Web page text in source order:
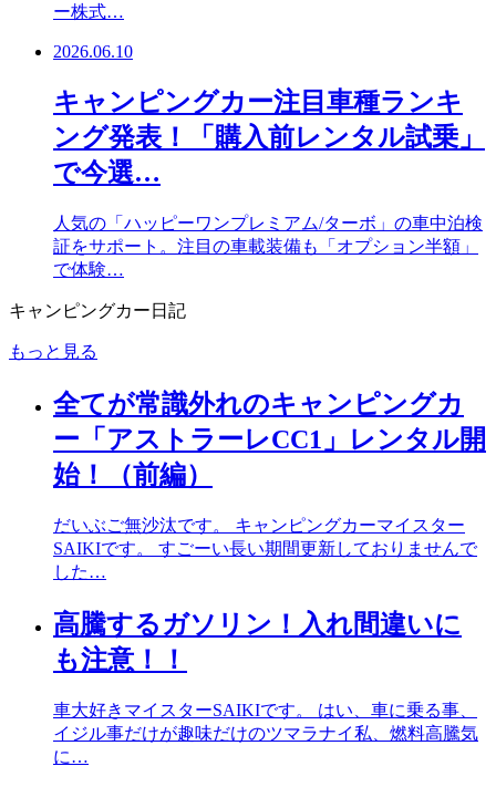
ー株式…
2026.06.10
キャンピングカー注目車種ランキ
ング発表！「購入前レンタル試乗」
で今選…
人気の「ハッピーワンプレミアム/ターボ」の車中泊検
証をサポート。注目の車載装備も「オプション半額」
で体験…
キャンピングカー日記
もっと見る
全てが常識外れのキャンピングカ
ー「アストラーレCC1」レンタル開
始！（前編）
だいぶご無沙汰です。 キャンピングカーマイスター
SAIKIです。 すごーい長い期間更新しておりませんで
した…
高騰するガソリン！入れ間違いに
も注意！！
車大好きマイスターSAIKIです。 はい、車に乗る事、
イジル事だけが趣味だけのツマラナイ私、燃料高騰気
に…